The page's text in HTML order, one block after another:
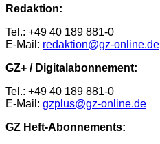
Redaktion:
Tel.: +49 40 189 881-0
E-Mail: redaktion@gz-online.de
GZ+ / Digitalabonnement:
Tel.: +49 40 189 881-0
E-Mail: gzplus@gz-online.de
GZ Heft-Abonnements: